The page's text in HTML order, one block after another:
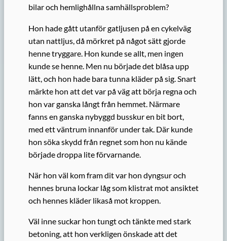
bilar och hemlighållna samhällsproblem?
Hon hade gått utanför gatljusen på en cykelväg
utan nattljus, då mörkret på något sätt gjorde
henne tryggare. Hon kunde se allt, men ingen
kunde se henne. Men nu började det blåsa upp
lätt, och hon hade bara tunna kläder på sig. Snart
märkte hon att det var på väg att börja regna och
hon var ganska långt från hemmet. Närmare
fanns en ganska nybyggd busskur en bit bort,
med ett väntrum innanför under tak. Där kunde
hon söka skydd från regnet som hon nu kände
började droppa lite förvarnande.
När hon väl kom fram dit var hon dyngsur och
hennes bruna lockar låg som klistrat mot ansiktet
och hennes kläder likaså mot kroppen.
Väl inne suckar hon tungt och tänkte med stark
betoning, att hon verkligen önskade att det